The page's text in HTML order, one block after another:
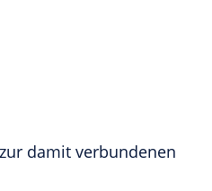
damit verbundenen